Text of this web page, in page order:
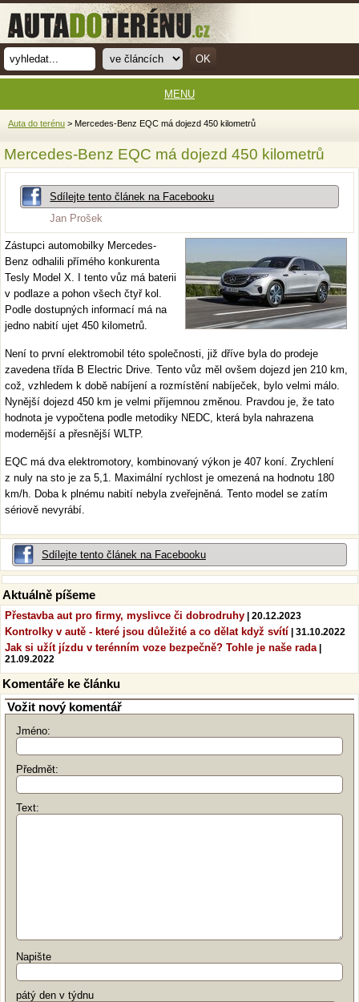
Auta do terénu > Mercedes-Benz EQC má dojezd 450 kilometrů
Mercedes-Benz EQC má dojezd 450 kilometrů
Sdílejte tento článek na Facebooku
Jan Prošek
Zástupci automobilky Mercedes-
Benz odhalili přímého konkurenta
Tesly Model X. I tento vůz má baterii
v podlaze a pohon všech čtyř kol.
Podle dostupných informací má na
jedno nabití ujet 450 kilometrů.
Není to první elektromobil této společnosti, již dříve byla do prodeje
zavedena třída B Electric Drive. Tento vůz měl ovšem dojezd jen 210 km,
což, vzhledem k době nabíjení a rozmístění nabíječek, bylo velmi málo.
Nynější dojezd 450 km je velmi příjemnou změnou. Pravdou je, že tato
hodnota je vypočtena podle metodiky NEDC, která byla nahrazena
modernější a přesnější WLTP.
EQC má dva elektromotory, kombinovaný výkon je 407 koní. Zrychlení
z nuly na sto je za 5,1. Maximální rychlost je omezená na hodnotu 180
km/h. Doba k plnému nabití nebyla zveřejněná. Tento model se zatím
sériově nevyrábí.
Sdílejte tento článek na Facebooku
Aktuálně píšeme
Přestavba aut pro firmy, myslivce či dobrodruhy | 20.12.2023
Kontrolky v autě - které jsou důležité a co dělat když svítí | 31.10.2022
Jak si užít jízdu v terénním voze bezpečně? Tohle je naše rada|
21.09.2022
Komentáře ke článku
Vožit nový komentář
Jméno:
Předmět:
Text:
Napište
pátý den v týdnu
MENU